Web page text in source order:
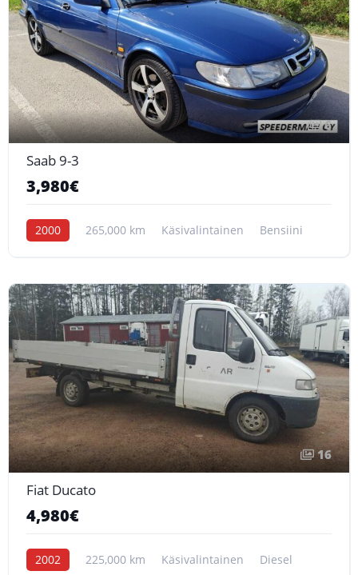
6
Saab 9-3
3,980€
2000 265,000 km Käsivalintainen Bensiini
16
Fiat Ducato
4,980€
2002 225,000 km Käsivalintainen Diesel